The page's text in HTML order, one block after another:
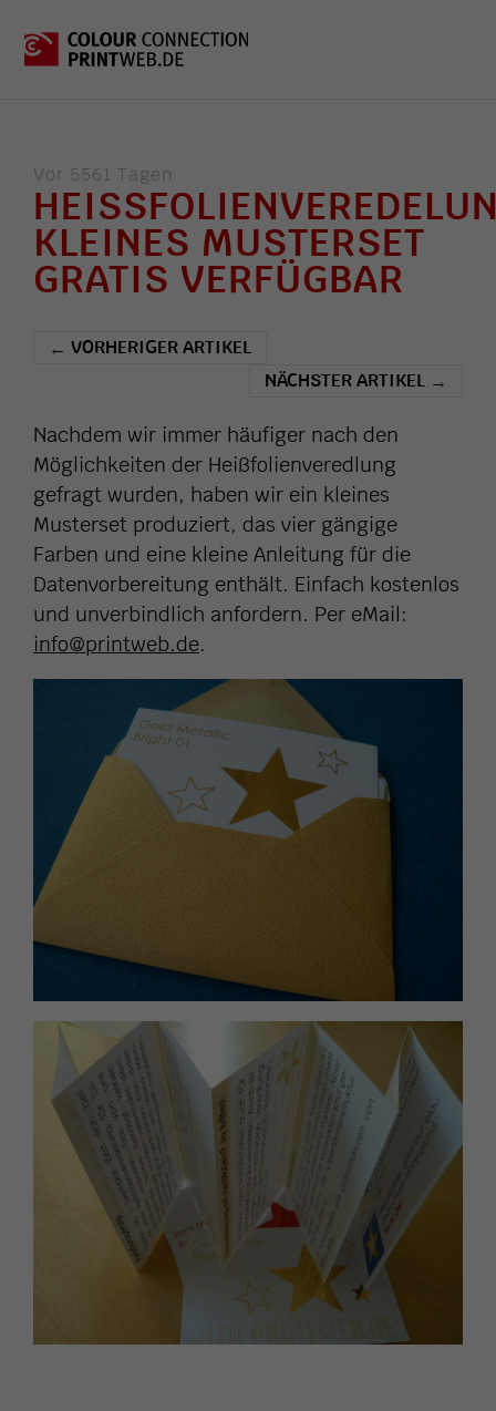
Vor 5561 Tagen
KLEINES MUSTERSET
GRATIS VERFÜGBAR
← VORHERIGER ARTIKEL
NÄCHSTER ARTIKEL →
Nachdem wir immer häufiger nach den
Möglichkeiten der Heißfolienveredlung
gefragt wurden, haben wir ein kleines
Musterset produziert, das vier gängige
Farben und eine kleine Anleitung für die
Datenvorbereitung enthält. Einfach kostenlos
und unverbindlich anfordern. Per eMail:
info@printweb.de.